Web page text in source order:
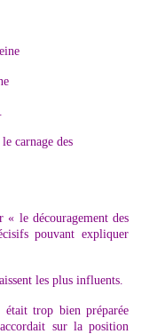
carnage des
« le découragement des
pouvant expliquer
les plus influents.
trop bien préparée
sur la position